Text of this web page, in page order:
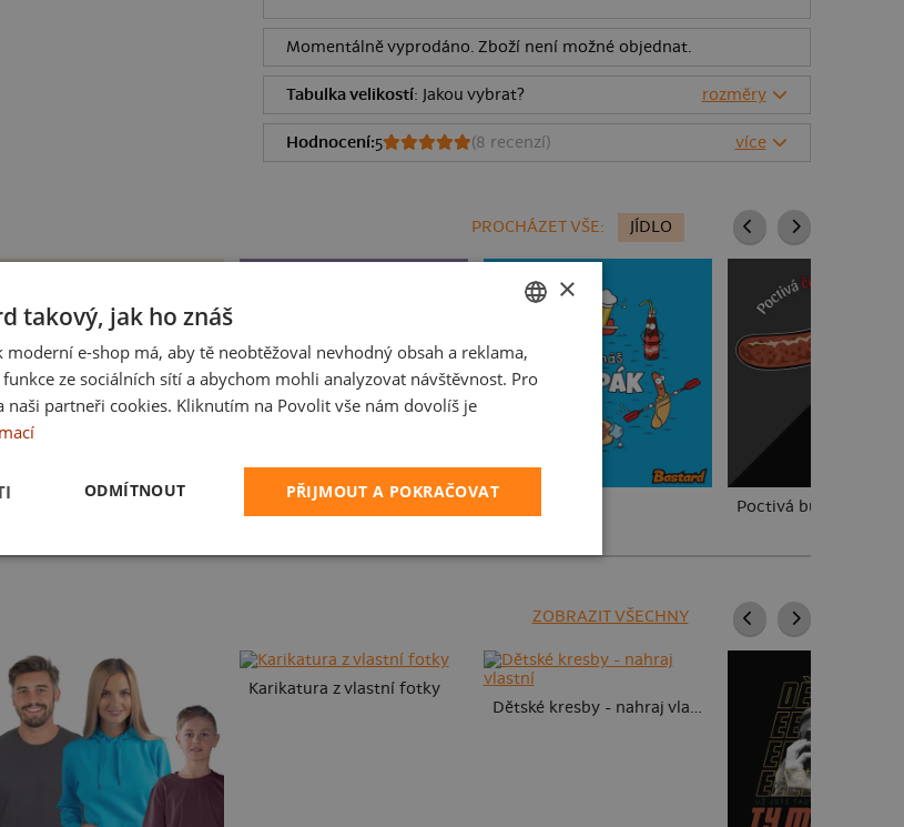
Momentálně vyprodáno. Zboží není možné objednat.
Tabulka velikostí: Jakou vybrat? rozměry
Hodnocení:5 (8 recenzí) více
PROCHÁZET VŠE: JÍDLO
Miluju válení Poctivá buchta a
ZOBRAZIT VŠECHNY
Karikatura z vlastní fotky
Dětské kresby - nahraj vlastní
CZECH
SLOVAK
×
takový, jak ho znáš
e-shop má, aby tě neobtěžoval nevhodný obsah a reklama,
ze sociálních sítí a abychom mohli analyzovat návštěvnost. Pro
partneři cookies. Kliknutím na Povolit vše nám dovolíš je
PŘIJMOUT A POKRAČOVAT
ODMÍTNOUT